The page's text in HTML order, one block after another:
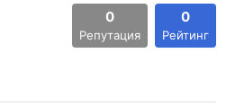
0
Репутация
0
Рейтинг